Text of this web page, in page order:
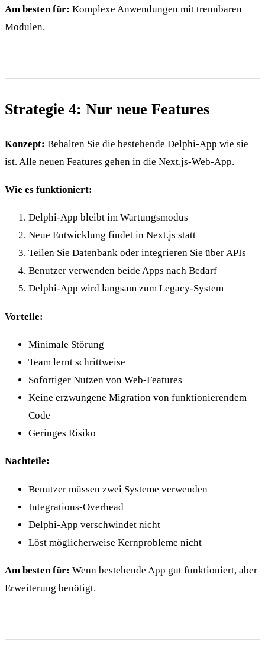
Am besten für: Komplexe Anwendungen mit trennbaren
Modulen.
Strategie 4: Nur neue Features
Konzept: Behalten Sie die bestehende Delphi-App wie sie
ist. Alle neuen Features gehen in die Next.js-Web-App.
Wie es funktioniert:
Delphi-App bleibt im Wartungsmodus
Neue Entwicklung findet in Next.js statt
Teilen Sie Datenbank oder integrieren Sie über APIs
Benutzer verwenden beide Apps nach Bedarf
Delphi-App wird langsam zum Legacy-System
Vorteile:
Minimale Störung
Team lernt schrittweise
Sofortiger Nutzen von Web-Features
Keine erzwungene Migration von funktionierendem
Code
Geringes Risiko
Nachteile:
Benutzer müssen zwei Systeme verwenden
Integrations-Overhead
Delphi-App verschwindet nicht
Löst möglicherweise Kernprobleme nicht
Am besten für: Wenn bestehende App gut funktioniert, aber
Erweiterung benötigt.